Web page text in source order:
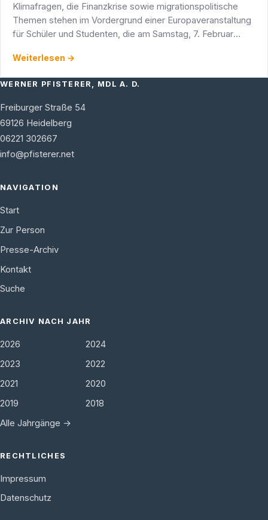
Klimafragen, die Finanzkrise sowie migrationspolitische
Themen stehen im Vordergrund einer Europaveranstaltung
für Schüler und Studenten, die am Samstag, 7. Februar
Weiterlesen →
WERNER PFISTERER, MDL A. D.
Freiburger Straße 54
69126 Heidelberg
06221 302667
info@pfisterer.net
NAVIGATION
Start
Zur Person
Presse-Archiv
Kontakt
Suche
ARCHIV NACH JAHR
2026
2024
2023
2022
2021
2020
2019
2018
Alle Jahrgänge →
RECHTLICHES
Impressum
Datenschutz